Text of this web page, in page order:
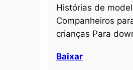
Histórias de
Companheiros
crianças Para
Baixar